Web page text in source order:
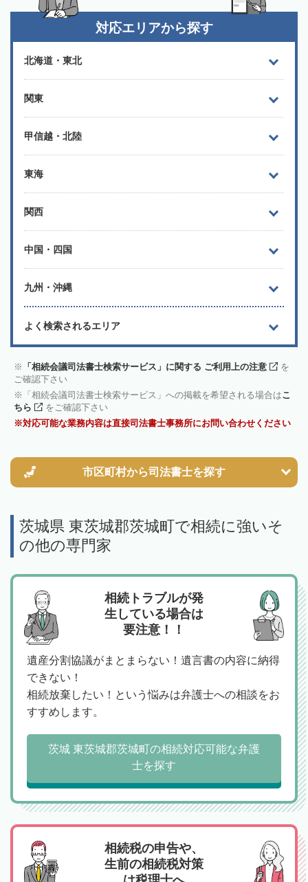
対応エリアから探す
北海道・東北
関東
甲信越・北陸
東海
関西
中国・四国
九州・沖縄
よく検索されるエリア
「相続会議司法書士検索サービス」に関する ご利用上の注意
を
ご確認下さい
「相続会議司法書士検索サービス」への掲載を希望される場合はこ
ちら
をご確認下さい
対応可能な業務内容は直接司法書士事務所にお問い合わせください
市区町村から司法書士を探す
茨城県 東茨城郡茨城町で相続に強いそ
の他の専門家
相続トラブルが発
生している場合は
要注意！！
遺産分割協議がまとまらない！遺言書の内容に納得
できない！
相続放棄したい！という悩みは弁護士への相談をお
すすめします。
茨城 東茨城郡茨城町の相続対応可能な弁護
士を探す
相続税の申告や、
生前の相続税対策